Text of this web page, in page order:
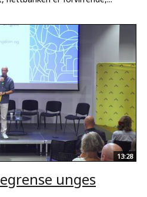
13:28
unges